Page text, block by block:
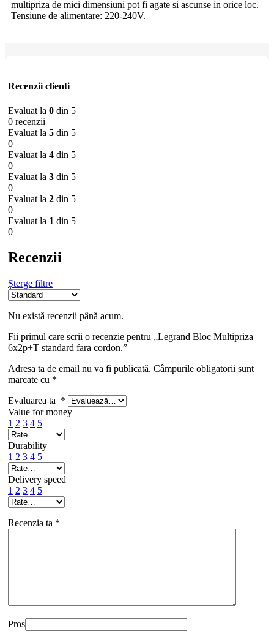
multipriza de mici dimensiuni pot fi agate si ascunse in orice loc.
Tensiune de alimentare: 220-240V.
Recenzii clienti
Evaluat la 0 din 5
0 recenzii
Evaluat la 5 din 5
0
Evaluat la 4 din 5
0
Evaluat la 3 din 5
0
Evaluat la 2 din 5
0
Evaluat la 1 din 5
0
Recenzii
Șterge filtre
Nu există recenzii până acum.
Fii primul care scrii o recenzie pentru „Legrand Bloc Multipriza
6x2p+T standard fara cordon.”
Adresa ta de email nu va fi publicată. Câmpurile obligatorii sunt
marcate cu *
Evaluarea ta *
Value for money
1 2 3 4 5
Durability
1 2 3 4 5
Delivery speed
1 2 3 4 5
Recenzia ta *
Pros